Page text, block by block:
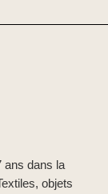
ans dans la
objets